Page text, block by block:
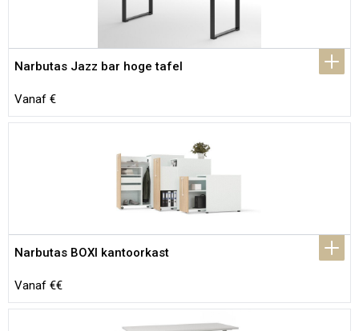
Narbutas Jazz bar hoge tafel
Vanaf €
Narbutas BOXI kantoorkast
Vanaf €€